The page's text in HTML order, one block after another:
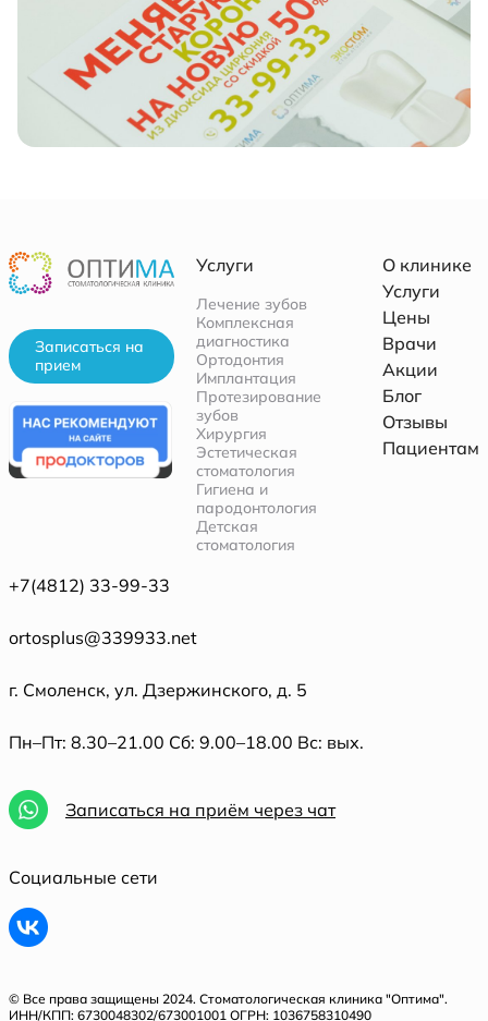
Записаться на
прием
Услуги
Лечение зубов
Комплексная
диагностика
Ортодонтия
Имплантация
Протезирование
зубов
Хирургия
Эстетическая
стоматология
Гигиена и
пародонтология
Детская
стоматология
О клинике
Услуги
Цены
Врачи
Акции
Блог
Отзывы
Пациентам
+7(4812) 33-99-33
ortosplus@339933.net
г. Смоленск, ул. Дзержинского, д. 5
Пн–Пт: 8.30–21.00 Сб: 9.00–18.00 Вс: вых.
Записаться на приём через чат
Социальные сети
© Все права защищены 2024. Стоматологическая клиника "Оптима".
ИНН/КПП: 6730048302/673001001 ОГРН: 1036758310490